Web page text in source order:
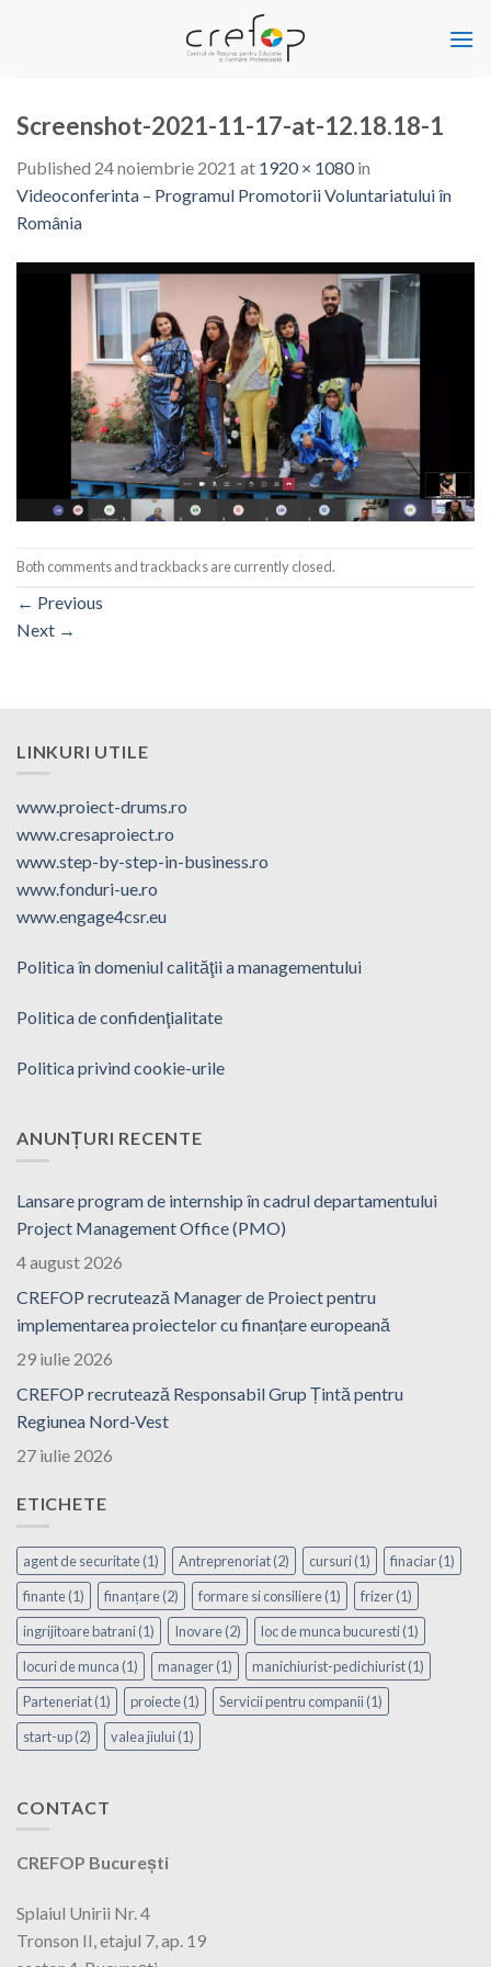
Screenshot-2021-11-17-at-12.18.18-1
Published 24 noiembrie 2021 at 1920 × 1080in
Videoconferinta – Programul Promotorii Voluntariatului în
România
Both comments and trackbacks are currently closed.
← Previous
Next →
LINKURI UTILE
www.proiect-drums.ro
www.cresaproiect.ro
www.step-by-step-in-business.ro
www.fonduri-ue.ro
www.engage4csr.eu
Politica în domeniul calităţii a managementului
Politica de confidenţialitate
Politica privind cookie-urile
ANUNȚURI RECENTE
Lansare program de internship în cadrul departamentului
Project Management Office (PMO)
4 august 2026
CREFOP recrutează Manager de Proiect pentru
implementarea proiectelor cu finanțare europeană
29 iulie 2026
CREFOP recrutează Responsabil Grup Țintă pentru
Regiunea Nord-Vest
27 iulie 2026
ETICHETE
agent de securitate(1) Antreprenoriat(2) cursuri(1) finaciar(1)
finante(1) finanțare(2) formare si consiliere(1) frizer(1)
ingrijitoare batrani(1) Inovare(2) loc de munca bucuresti(1)
locuri de munca (1) manager(1) manichiurist-pedichiurist(1)
Parteneriat(1) proiecte(1) Servicii pentru companii(1)
start-up(2) valea jiului(1)
CONTACT
CREFOP București
Splaiul Unirii Nr. 4
Tronson II, etajul 7, ap. 19